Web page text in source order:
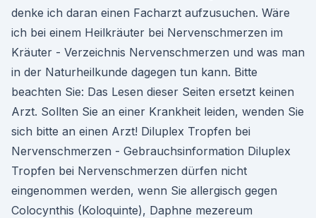
denke ich daran einen Facharzt aufzusuchen. Wäre
ich bei einem Heilkräuter bei Nervenschmerzen im
Kräuter - Verzeichnis Nervenschmerzen und was man
in der Naturheilkunde dagegen tun kann. Bitte
beachten Sie: Das Lesen dieser Seiten ersetzt keinen
Arzt. Sollten Sie an einer Krankheit leiden, wenden Sie
sich bitte an einen Arzt! Diluplex Tropfen bei
Nervenschmerzen - Gebrauchsinformation Diluplex
Tropfen bei Nervenschmerzen dürfen nicht
eingenommen werden, wenn Sie allergisch gegen
Colocynthis (Koloquinte), Daphne mezereum